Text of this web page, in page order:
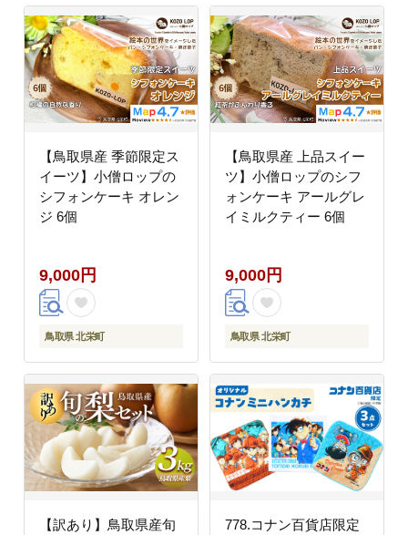
【鳥取県産 季節限定ス
イーツ】小僧ロップの
シフォンケーキ オレン
ジ 6個
9,000円
鳥取県 北栄町
【鳥取県産 上品スイー
ツ】小僧ロップのシフ
ォンケーキ アールグレ
イミルクティー 6個
9,000円
鳥取県 北栄町
【訳あり】鳥取県産旬
778.コナン百貨店限定